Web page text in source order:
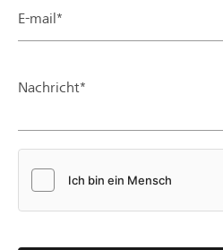
E-mail*
Nachricht*